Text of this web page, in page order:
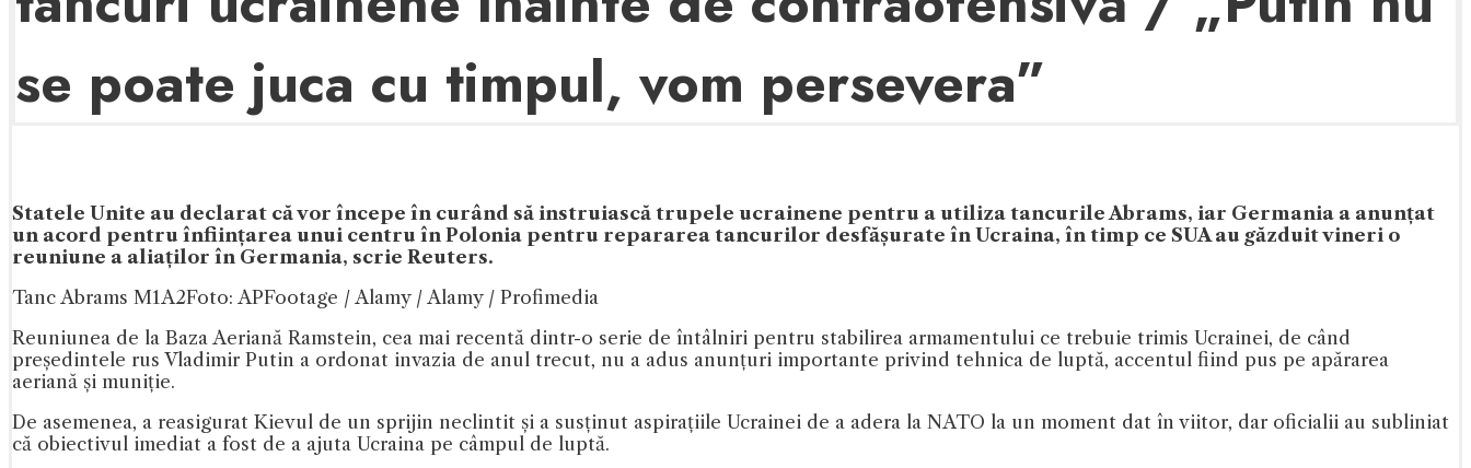
se poate juca cu timpul, vom persevera”
Statele Unite au declarat că vor începe în curând să instruiască trupele ucrainene pentru a utiliza tancurile Abrams, iar Germania a anunțat
un acord pentru înființarea unui centru în Polonia pentru repararea tancurilor desfășurate în Ucraina, în timp ce SUA au găzduit vineri o
reuniune a aliaților în Germania, scrie Reuters.
Tanc Abrams M1A2Foto: APFootage / Alamy / Alamy / Profimedia
Reuniunea de la Baza Aeriană Ramstein, cea mai recentă dintr-o serie de întâlniri pentru stabilirea armamentului ce trebuie trimis Ucrainei, de când
președintele rus Vladimir Putin a ordonat invazia de anul trecut, nu a adus anunțuri importante privind tehnica de luptă, accentul fiind pus pe apărarea
aeriană și muniție.
De asemenea, a reasigurat Kievul de un sprijin neclintit și a susținut aspirațiile Ucrainei de a adera la NATO la un moment dat în viitor, dar oficialii au subliniat
că obiectivul imediat a fost de a ajuta Ucraina pe câmpul de luptă.